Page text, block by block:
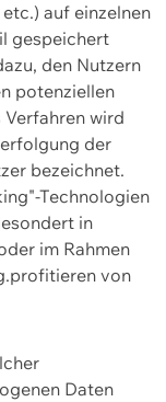
auf einzelnen
gespeichert
den Nutzern
potenziellen
Verfahren wird
der
bezeichnet.
Technologien
in
im Rahmen
von
Daten